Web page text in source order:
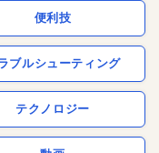
便利技
ブルシューティング
テクノロジー